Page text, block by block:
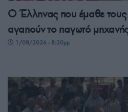
Ο Έλληνας που έμαθε
αγαπούν το παγωτό
1/08/2026 - 8:20μμ